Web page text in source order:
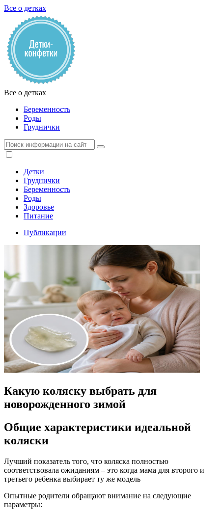
Все о детках
Все о детках
Беременность
Роды
Груднички
Детки
Груднички
Беременность
Роды
Здоровье
Питание
Публикации
Какую коляску выбрать для
новорожденного зимой
Общие характеристики идеальной
коляски
Лучший показатель того, что коляска полностью
соответствовала ожиданиям – это когда мама для второго и
третьего ребенка выбирает ту же модель
Опытные родители обращают внимание на следующие
параметры: